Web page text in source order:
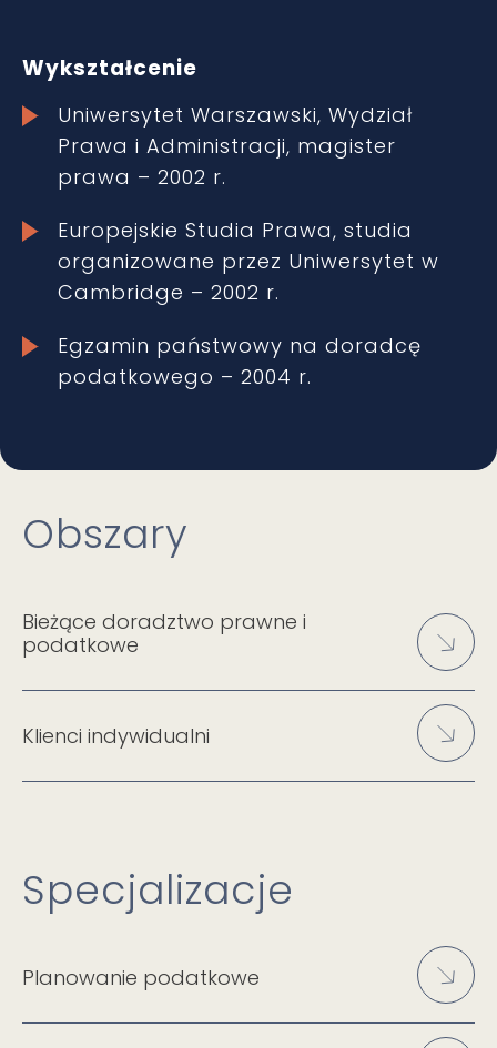
Wykształcenie
Uniwersytet Warszawski, Wydział
Prawa i Administracji, magister
prawa – 2002 r.
Europejskie Studia Prawa, studia
organizowane przez Uniwersytet w
Cambridge – 2002 r.
Egzamin państwowy na doradcę
podatkowego – 2004 r.
Obszary
Bieżące doradztwo prawne i
podatkowe
Klienci indywidualni
Specjalizacje
Planowanie podatkowe